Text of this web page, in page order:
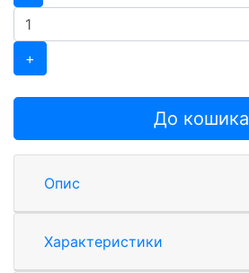
+
До кошика
Опис
Характеристики